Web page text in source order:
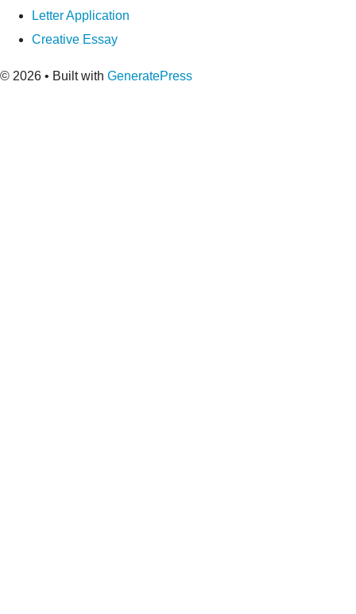
Letter Application
Creative Essay
© 2026 • Built with GeneratePress